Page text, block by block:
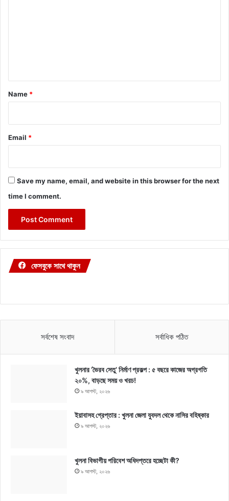
*
Name *
Email *
Save my name, email, and website in this browser for the next
time I comment.
ফেসবুকে সাথে থাকুন
সর্বশেষ সংবাদ সর্বাধিক পঠিত
খুলনার ‘ভৈরব সেতু’ নির্মাণ প্রকল্প : ৫ বছরে কাজের অগ্রগতি
২০%, বাড়ছে সময় ও খরচ!
৯ আগস্ট, ২০২৬
ইয়াবাসহ গ্রেপ্তার : খুলনা জেলা যুবদল থেকে নাসির বহিষ্কার
৯ আগস্ট, ২০২৬
খুলনা বিভাগীয় পরিবেশ অধিদপ্তরে হচ্ছেটা কী?
৯ আগস্ট, ২০২৬